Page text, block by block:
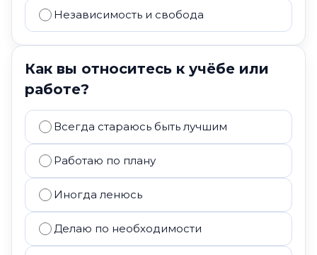
Независимость и свобода
Как вы относитесь к учёбе или
работе?
Всегда стараюсь быть лучшим
Работаю по плану
Иногда ленюсь
Делаю по необходимости